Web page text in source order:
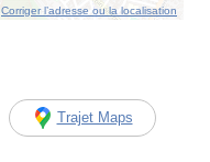
Corriger l’adresse ou la localisation
Trajet Maps